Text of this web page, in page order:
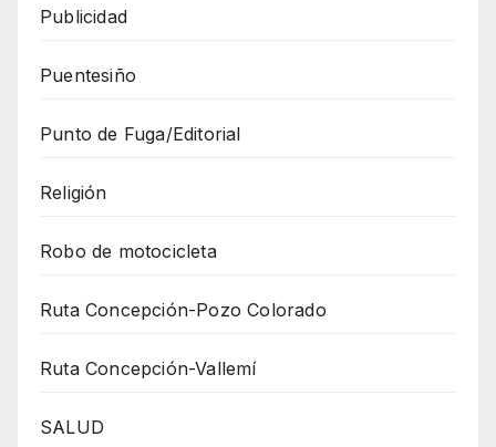
Publicidad
Puentesiño
Punto de Fuga/Editorial
Religión
Robo de motocicleta
Ruta Concepción-Pozo Colorado
Ruta Concepción-Vallemí
SALUD